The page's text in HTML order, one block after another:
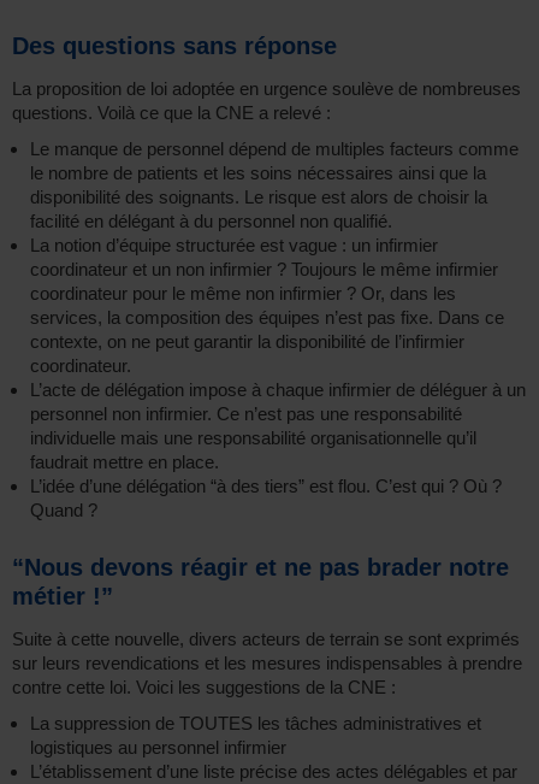
Des questions sans réponse
La proposition de loi adoptée en urgence soulève de nombreuses
questions. Voilà ce que la CNE a relevé :
Le manque de personnel dépend de multiples facteurs comme
le nombre de patients et les soins nécessaires ainsi que la
disponibilité des soignants. Le risque est alors de choisir la
facilité en délégant à du personnel non qualifié.
La notion d’équipe structurée est vague : un infirmier
coordinateur et un non infirmier ? Toujours le même infirmier
coordinateur pour le même non infirmier ? Or, dans les
services, la composition des équipes n’est pas fixe. Dans ce
contexte, on ne peut garantir la disponibilité de l’infirmier
coordinateur.
L’acte de délégation impose à chaque infirmier de déléguer à un
personnel non infirmier. Ce n’est pas une responsabilité
individuelle mais une responsabilité organisationnelle qu’il
faudrait mettre en place.
L’idée d’une délégation “à des tiers” est flou. C’est qui ? Où ?
Quand ?
“Nous devons réagir et ne pas brader notre
métier !”
Suite à cette nouvelle, divers acteurs de terrain se sont exprimés
sur leurs revendications et les mesures indispensables à prendre
contre cette loi. Voici les suggestions de la CNE :
La suppression de TOUTES les tâches administratives et
logistiques au personnel infirmier
L’établissement d’une liste précise des actes délégables et par